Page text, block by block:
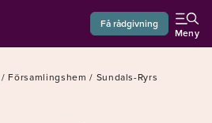
Få rådgivning
Meny
/ Församlingshem / Sundals-Ryrs